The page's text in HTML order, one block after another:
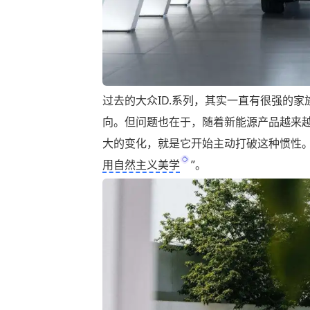
过去的大众ID.系列，其实一直有很强的
向。但问题也在于，随着新能源产品越来
大的变化，就是它开始主动打破这种惯性
用自然主义美学
”。